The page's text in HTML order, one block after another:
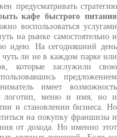
предусматривать стратегию
кафе быстрого питания
воспользоваться услугами
на рынке самостоятельно и
идею. На сегодняшний день
чуть ли не в каждом парке или
которые заслужили свою
предложением
имеет возможность
логотип, меню и имя, но и
и становлении бизнеса. Но
на покупку франшизы и
от дохода. Но именно этот